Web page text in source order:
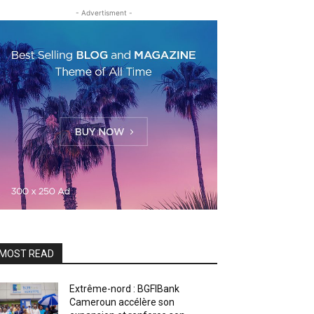
- Advertisment -
READ
Extrême-nord : BGFIBank
Cameroun accélère son